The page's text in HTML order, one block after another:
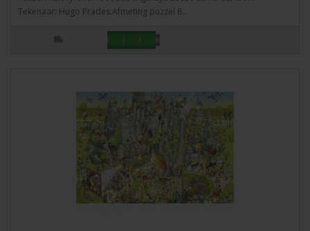
Tekenaar: Hugo Prades.Afmeting puzzel 8..